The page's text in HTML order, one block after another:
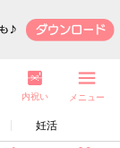
妊活
内祝い メニュー